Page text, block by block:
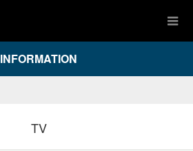
INFORMATION
TV